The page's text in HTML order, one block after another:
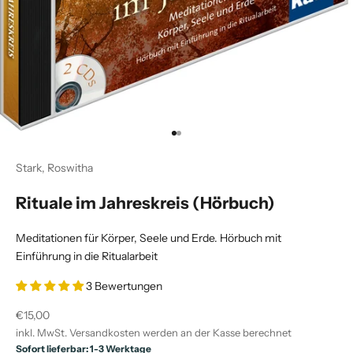
Gehe zu Element 1
Gehe zu Element 2
Stark, Roswitha
Rituale im Jahreskreis (Hörbuch)
Meditationen für Körper, Seele und Erde. Hörbuch mit
Einführung in die Ritualarbeit
3 Bewertungen
Angebot
€15,00
inkl. MwSt. Versandkosten werden an der Kasse berechnet
Sofort lieferbar: 1-3 Werktage